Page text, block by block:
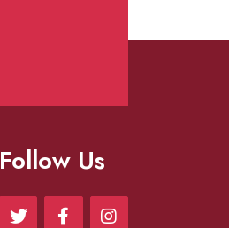
Follow Us